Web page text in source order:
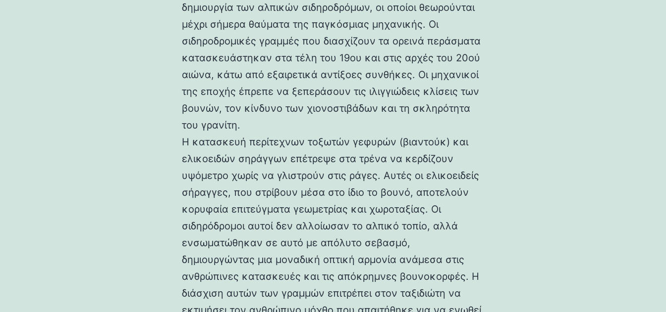
δημιουργία των αλπικών σιδηροδρόμων, οι οποίοι θεωρούνται
μέχρι σήμερα θαύματα της παγκόσμιας μηχανικής. Οι
σιδηροδρομικές γραμμές που διασχίζουν τα ορεινά περάσματα
κατασκευάστηκαν στα τέλη του 19ου και στις αρχές του 20ού
αιώνα, κάτω από εξαιρετικά αντίξοες συνθήκες. Οι μηχανικοί
της εποχής έπρεπε να ξεπεράσουν τις ιλιγγιώδεις κλίσεις των
βουνών, τον κίνδυνο των χιονοστιβάδων και τη σκληρότητα
του γρανίτη.
Η κατασκευή περίτεχνων τοξωτών γεφυρών (βιαντούκ) και
ελικοειδών σηράγγων επέτρεψε στα τρένα να κερδίζουν
υψόμετρο χωρίς να γλιστρούν στις ράγες. Αυτές οι ελικοειδείς
σήραγγες, που στρίβουν μέσα στο ίδιο το βουνό, αποτελούν
κορυφαία επιτεύγματα γεωμετρίας και χωροταξίας. Οι
σιδηρόδρομοι αυτοί δεν αλλοίωσαν το αλπικό τοπίο, αλλά
ενσωματώθηκαν σε αυτό με απόλυτο σεβασμό,
δημιουργώντας μια μοναδική οπτική αρμονία ανάμεσα στις
ανθρώπινες κατασκευές και τις απόκρημνες βουνοκορφές. Η
διάσχιση αυτών των γραμμών επιτρέπει στον ταξιδιώτη να